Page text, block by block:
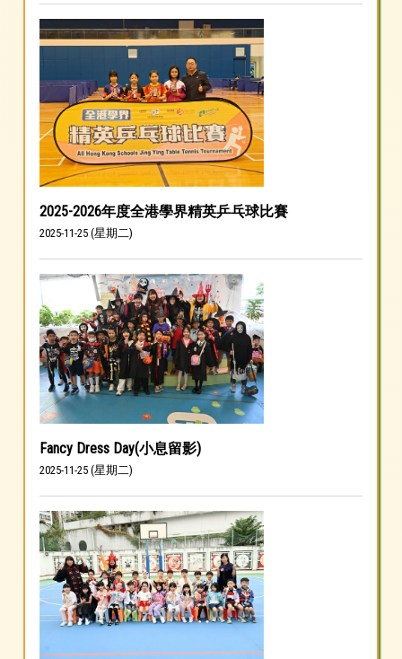
2025-2026年度全港學界精英乒乓球比賽
2025-11-25 (星期二)
Fancy Dress Day(小息留影)
2025-11-25 (星期二)